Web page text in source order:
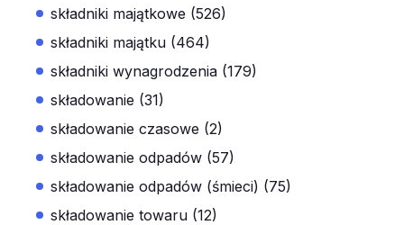
składniki majątkowe (526)
składniki majątku (464)
składniki wynagrodzenia (179)
składowanie (31)
składowanie czasowe (2)
składowanie odpadów (57)
składowanie odpadów (śmieci) (75)
składowanie towaru (12)